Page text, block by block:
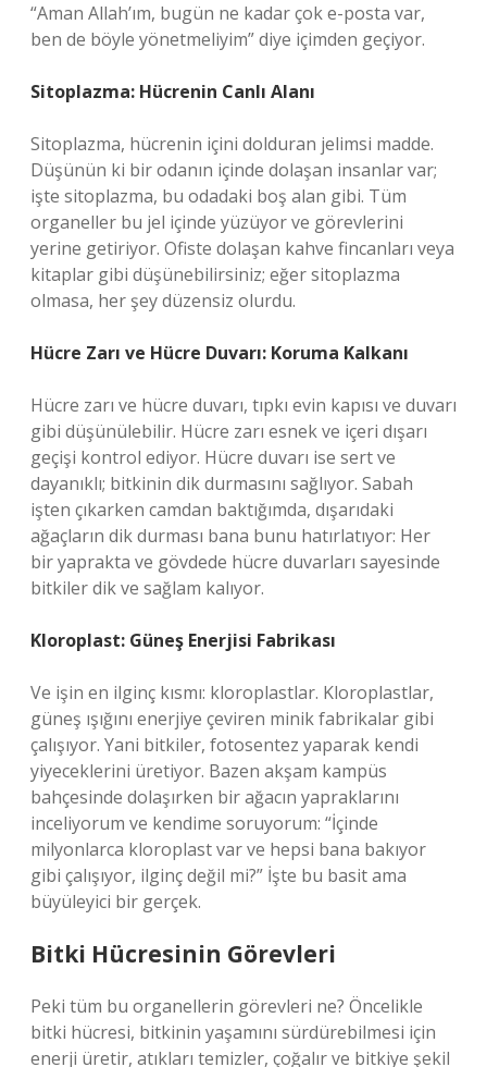
“Aman Allah’ım, bugün ne kadar çok e-posta var,
ben de böyle yönetmeliyim” diye içimden geçiyor.
Sitoplazma: Hücrenin Canlı Alanı
Sitoplazma, hücrenin içini dolduran jelimsi madde.
Düşünün ki bir odanın içinde dolaşan insanlar var;
işte sitoplazma, bu odadaki boş alan gibi. Tüm
organeller bu jel içinde yüzüyor ve görevlerini
yerine getiriyor. Ofiste dolaşan kahve fincanları veya
kitaplar gibi düşünebilirsiniz; eğer sitoplazma
olmasa, her şey düzensiz olurdu.
Hücre Zarı ve Hücre Duvarı: Koruma Kalkanı
Hücre zarı ve hücre duvarı, tıpkı evin kapısı ve duvarı
gibi düşünülebilir. Hücre zarı esnek ve içeri dışarı
geçişi kontrol ediyor. Hücre duvarı ise sert ve
dayanıklı; bitkinin dik durmasını sağlıyor. Sabah
işten çıkarken camdan baktığımda, dışarıdaki
ağaçların dik durması bana bunu hatırlatıyor: Her
bir yaprakta ve gövdede hücre duvarları sayesinde
bitkiler dik ve sağlam kalıyor.
Kloroplast: Güneş Enerjisi Fabrikası
Ve işin en ilginç kısmı: kloroplastlar. Kloroplastlar,
güneş ışığını enerjiye çeviren minik fabrikalar gibi
çalışıyor. Yani bitkiler, fotosentez yaparak kendi
yiyeceklerini üretiyor. Bazen akşam kampüs
bahçesinde dolaşırken bir ağacın yapraklarını
inceliyorum ve kendime soruyorum: “İçinde
milyonlarca kloroplast var ve hepsi bana bakıyor
gibi çalışıyor, ilginç değil mi?” İşte bu basit ama
büyüleyici bir gerçek.
Bitki Hücresinin Görevleri
Peki tüm bu organellerin görevleri ne? Öncelikle
bitki hücresi, bitkinin yaşamını sürdürebilmesi için
enerji üretir, atıkları temizler, çoğalır ve bitkiye şekil